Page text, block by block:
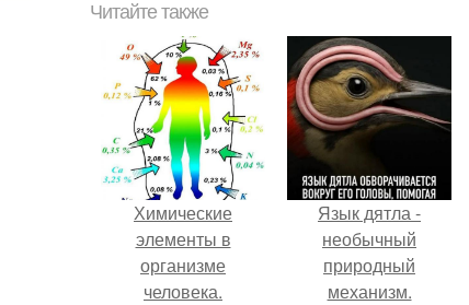
Читайте также
Химические
элементы в
организме
человека.
Язык дятла -
необычный
природный
механизм.